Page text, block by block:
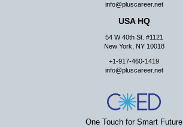
info@pluscareer.net
USA HQ
54 W 40th St. #1121
New York, NY 10018
+1-917-460-1419
info@pluscareer.net
One Touch for Smart Future